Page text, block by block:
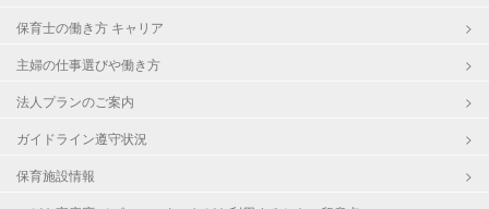
保育士の働き方 キャリア
主婦の仕事選びや働き方
法人プランのご案内
ガイドライン遵守状況
保育施設情報